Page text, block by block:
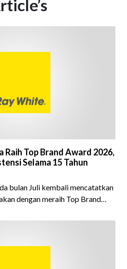
Raih Top Brand Award 2026,
Selama 15 Tahun
bulan Juli kembali mencatatkan
dengan meraih Top Brand
karena Ray White Indonesia
bukti nyata atas konsistensi,